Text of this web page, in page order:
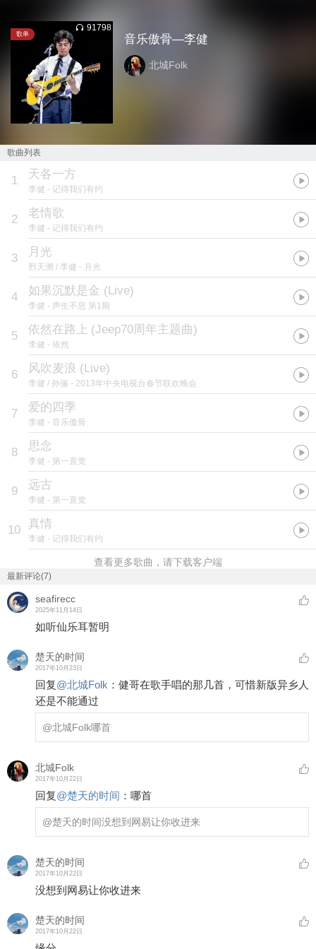
歌单
91798
音乐傲骨—李健
北城Folk
歌曲列表
1 天各一方
李健 - 记得我们有约
2 老情歌
李健 - 记得我们有约
3 月光
邢天溯 / 李健 - 月光
4 如果沉默是金 (Live)
李健 - 声生不息 第1期
5 依然在路上 (Jeep70周年主题曲)
李健 - 依然
6 风吹麦浪 (Live)
李健 / 孙俪 - 2013年中央电视台春节联欢晚会
7 爱的四季
李健 - 音乐傲骨
8 思念
李健 - 第一直觉
9 远古
李健 - 第一直觉
10 真情
李健 - 记得我们有约
查看更多歌曲，请下载客户端
最新评论(7)
seafirecc
2025年11月14日
如听仙乐耳暂明
楚天的时间
2017年10月23日
回复@北城Folk ： 健哥在歌手唱的那几首，可惜新版异乡人
还是不能通过
@北城Folk哪首
北城Folk
2017年10月22日
回复@楚天的时间 ： 哪首
@楚天的时间没想到网易让你收进来
楚天的时间
2017年10月22日
没想到网易让你收进来
楚天的时间
2017年10月22日